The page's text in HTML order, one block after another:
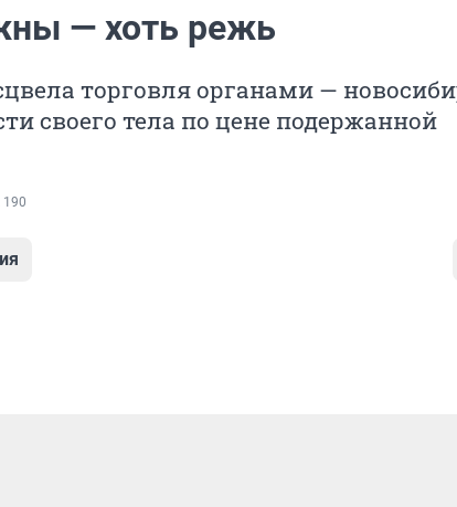
— хоть режь
торговля органами —
своего тела по цене подержанной
190